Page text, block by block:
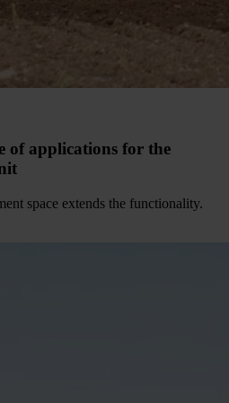
of applications for the
space extends the functionality.